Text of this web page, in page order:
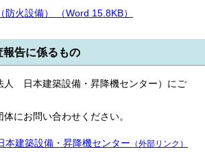
防火設備） （Word 15.8KB）
告に係るもの
人 日本建築設備・昇降機センター）にご
にお問い合わせください。
建築設備・昇降機センター （外部リンク）